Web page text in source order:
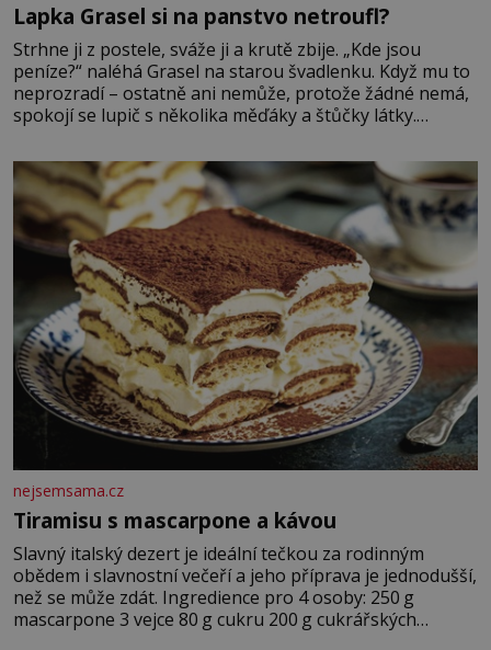
Lapka Grasel si na panstvo netroufl?
Strhne ji z postele, sváže ji a krutě zbije. „Kde jsou
peníze?“ naléhá Grasel na starou švadlenku. Když mu to
neprozradí – ostatně ani nemůže, protože žádné nemá,
spokojí se lupič s několika měďáky a štůčky látky.
krutý. Jeho činy budí hrůzu ještě dlouho po jeho smrti
nejsemsama.cz
Tiramisu s mascarpone a kávou
Slavný italský dezert je ideální tečkou za rodinným
obědem i slavnostní večeří a jeho příprava je jednodušší,
než se může zdát. Ingredience pro 4 osoby: 250 g
mascarpone 3 vejce 80 g cukru 200 g cukrářských